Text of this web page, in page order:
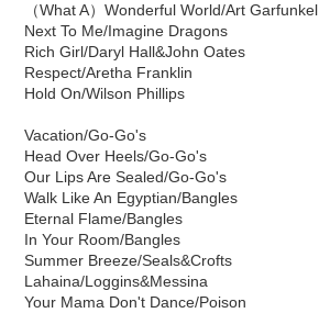
（What A）Wonderful World/Art Garfunkel
Next To Me/Imagine Dragons
Rich Girl/Daryl Hall&John Oates
Respect/Aretha Franklin
Hold On/Wilson Phillips
Vacation/Go-Go's
Head Over Heels/Go-Go's
Our Lips Are Sealed/Go-Go's
Walk Like An Egyptian/Bangles
Eternal Flame/Bangles
In Your Room/Bangles
Summer Breeze/Seals&Crofts
Lahaina/Loggins&Messina
Your Mama Don't Dance/Poison